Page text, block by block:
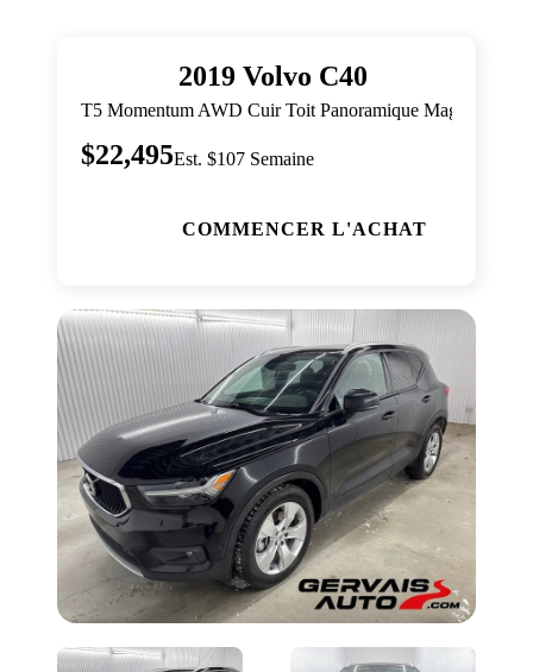
2019 Volvo C40
T5 Momentum AWD Cuir Toit Panoramique Mags
$22,495Est. $107 Semaine
COMMENCER L'ACHAT